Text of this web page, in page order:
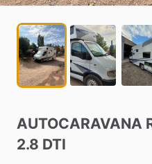
AUTOCARAVANA
2.8 DTI